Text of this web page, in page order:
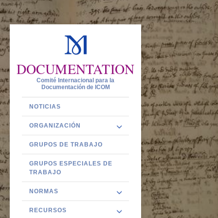
DOCUMENTATION
Comité Internacional para la
Documentación de ICOM
NOTICIAS
ORGANIZACIÓN
GRUPOS DE TRABAJO
GRUPOS ESPECIALES DE
TRABAJO
NORMAS
RECURSOS